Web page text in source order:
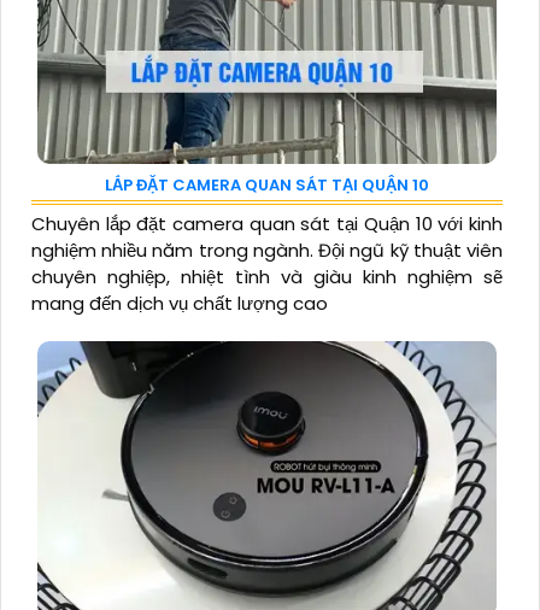
LẮP ĐẶT CAMERA QUAN SÁT TẠI QUẬN 10
Chuyên lắp đặt camera quan sát tại Quận 10 với kinh
nghiệm nhiều năm trong ngành. Đội ngũ kỹ thuật viên
chuyên nghiệp, nhiệt tình và giàu kinh nghiệm sẽ
mang đến dịch vụ chất lượng cao